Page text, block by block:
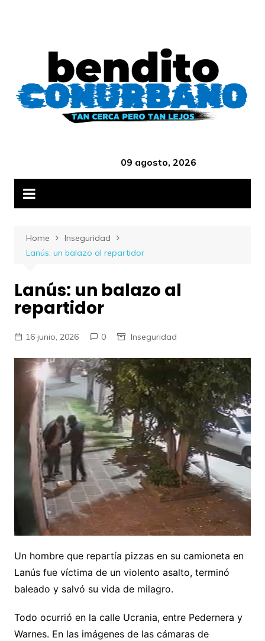
09 agosto, 2026
Home
Inseguridad
Lanús: un balazo al repartidor
Lanús: un balazo al
repartidor
16 junio, 2026 0 Inseguridad
Un hombre que repartía pizzas en su camioneta en
Lanús fue víctima de un violento asalto, terminó
baleado y salvó su vida de milagro.
Todo ocurrió en la calle Ucrania, entre Pedernera y
Warnes. En las imágenes de las cámaras de